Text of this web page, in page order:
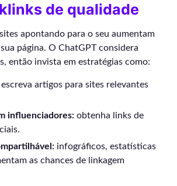
de qualidade
apontando para o seu aumentam
página. O ChatGPT considera
então invista em estratégias como:
escreva artigos para sites relevantes
influenciadores: obtenha links de
infográficos, estatísticas
as chances de linkagem